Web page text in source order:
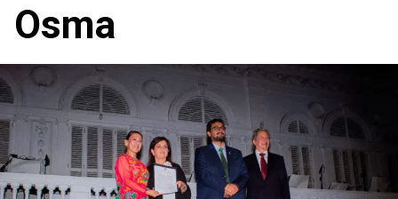
Osma